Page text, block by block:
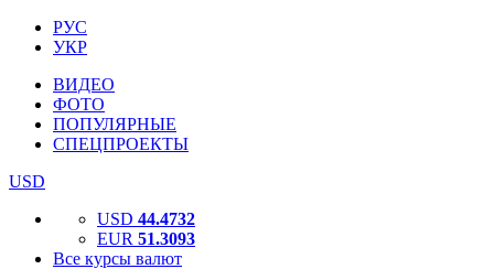
РУС
УКР
ВИДЕО
ФОТО
ПОПУЛЯРНЫЕ
СПЕЦПРОЕКТЫ
USD
USD 44.4732
EUR 51.3093
Все курсы валют